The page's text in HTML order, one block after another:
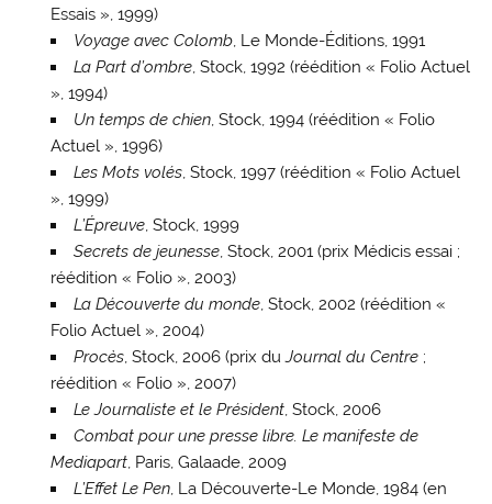
Essais », 1999)
Voyage avec Colomb, Le Monde-Éditions, 1991
La Part d’ombre, Stock, 1992 (réédition « Folio Actuel
», 1994)
Un temps de chien, Stock, 1994 (réédition « Folio
Actuel », 1996)
Les Mots volés, Stock, 1997 (réédition « Folio Actuel
», 1999)
L’Épreuve, Stock, 1999
Secrets de jeunesse, Stock, 2001 (prix Médicis essai ;
réédition « Folio », 2003)
La Découverte du monde, Stock, 2002 (réédition «
Folio Actuel », 2004)
Procès, Stock, 2006 (prix duJournal du Centre ;
réédition « Folio », 2007)
Le Journaliste et le Président, Stock, 2006
Combat pour une presse libre. Le manifeste de
Mediapart, Paris, Galaade, 2009
L’Effet Le Pen, La Découverte-Le Monde, 1984 (en